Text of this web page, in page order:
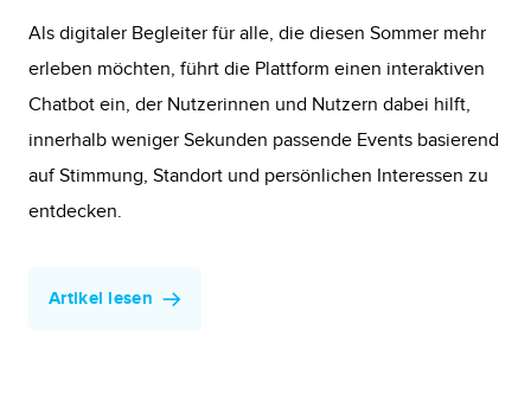
Als digitaler Begleiter für alle, die diesen Sommer mehr
erleben möchten, führt die Plattform einen interaktiven
Chatbot ein, der Nutzerinnen und Nutzern dabei hilft,
innerhalb weniger Sekunden passende Events basierend
auf Stimmung, Standort und persönlichen Interessen zu
entdecken.
Artikel lesen